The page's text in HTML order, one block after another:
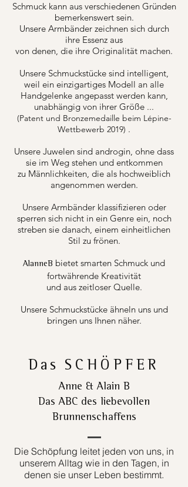
Schmuck kann aus verschiedenen Gründen
bemerkenswert sein.
Unsere Armbänder zeichnen sich durch
ihre Essenz aus
von denen, die ihre Originalität machen.
Unsere Schmuckstücke sind intelligent,
weil ein einzigartiges Modell an alle
Handgelenke angepasst werden kann,
unabhängig von ihrer Größe ...
(Patent und Bronzemedaille beim Lépine-
Wettbewerb 2019) .
Unsere Juwelen sind androgin, ohne dass
sie im Weg stehen und entkommen
zu Männlichkeiten, die als hochweiblich
angenommen werden.
Unsere Armbänder klassifizieren oder
sperren sich nicht in ein Genre ein, noch
streben sie danach, einem einheitlichen
Stil zu frönen.
AlanneB bietet smarten Schmuck und
fortwährende Kreativität
und aus zeitloser Quelle.
Unsere Schmuckstücke ähneln uns und
bringen uns Ihnen näher.
Das SCHÖPFER
Anne & Alain B
Das ABC des liebevollen
Brunnenschaffens
Die Schöpfung leitet jeden von uns, in
unserem Alltag wie in den Tagen, in
denen sie unser Leben bestimmt.